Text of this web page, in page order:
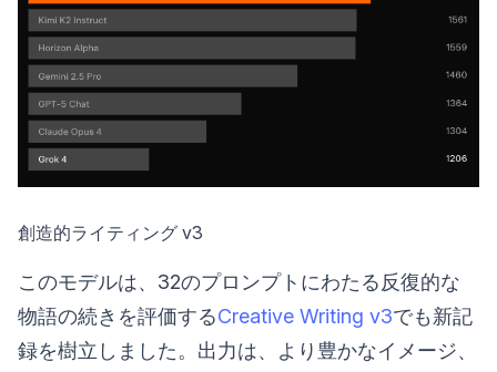
創造的ライティング v3
このモデルは、32のプロンプトにわたる反復的な
物語の続きを評価するCreative Writing v3でも新記
録を樹立しました。出力は、より豊かなイメージ、